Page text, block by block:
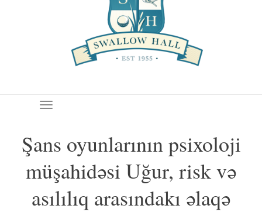
Toggle navigation
Şans oyunlarının psixoloji
müşahidəsi Uğur, risk və
asılılıq arasındakı əlaqə